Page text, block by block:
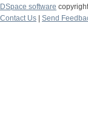
DSpace software
Contact Us
Send